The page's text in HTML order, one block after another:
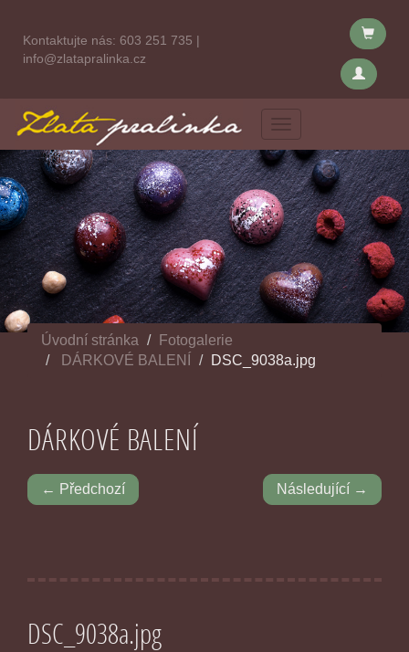
Kontaktujte nás: 603 251 735 |
info@zlatapralinka.cz
Menu
Úvodní stránka
Fotogalerie
DÁRKOVÉ BALENÍ
DSC_9038a.jpg
DÁRKOVÉ BALENÍ
← Předchozí Následující →
DSC_9038a.jpg